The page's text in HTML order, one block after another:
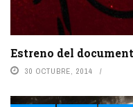
Estreno del
30 OCTUBRE, 2014